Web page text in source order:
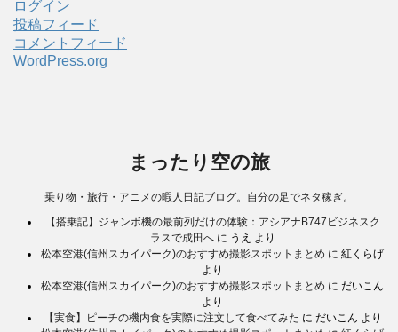
ログイン
投稿フィード
コメントフィード
WordPress.org
まったり空の旅
乗り物・旅行・アニメの暇人日記ブログ。自分の足でネタ稼ぎ。
【搭乗記】ジャンボ機の最前列だけの体験：アシアナB747ビジネスク
ラスで成田へに うえ より
松本空港(信州スカイパーク)のおすすめ撮影スポットまとめ に 紅くらげ
より
松本空港(信州スカイパーク)のおすすめ撮影スポットまとめ に だいこん
より
【実食】ピーチの機内食を実際に注文して食べてみた に だいこん より